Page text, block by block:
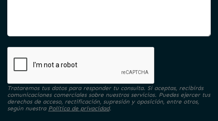
Trataremos tus datos para responder tu consulta. Si aceptas, recibirás
comunicaciones comerciales sobre nuestros servicios. Puedes ejercer tus
derechos de acceso, rectificación, supresión y oposición, entre otros,
según nuestra Política de privacidad.